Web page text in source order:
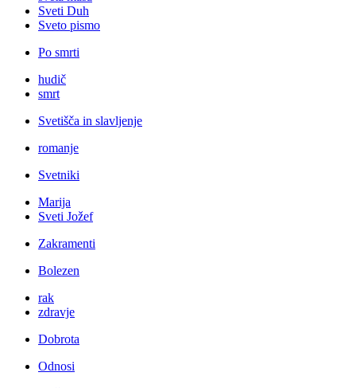
Sveti Duh
Sveto pismo
Po smrti
hudič
smrt
Svetišča in slavljenje
romanje
Svetniki
Marija
Sveti Jožef
Zakramenti
Bolezen
rak
zdravje
Dobrota
Odnosi